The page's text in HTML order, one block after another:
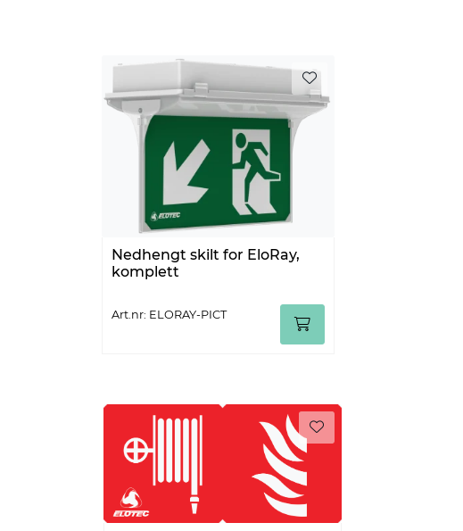
Nedhengt skilt for EloRay,
komplett
Art.nr: ELORAY-PICT